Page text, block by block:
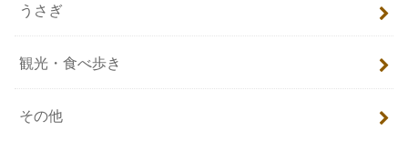
うさぎ
観光・食べ歩き
その他